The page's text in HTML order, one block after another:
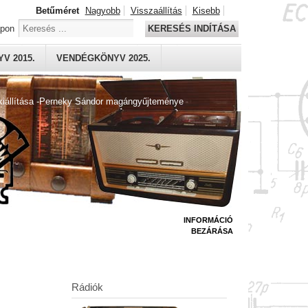
-Perneky Sándor magángyűjteménye
2015. VENDÉGKÖNYV 2025.
Betűméret Nagyobb Visszaállítás
Kisebb
KERESÉS INDÍTÁSA
INFORMÁCIÓ
BEZÁRÁSA
Rádiók